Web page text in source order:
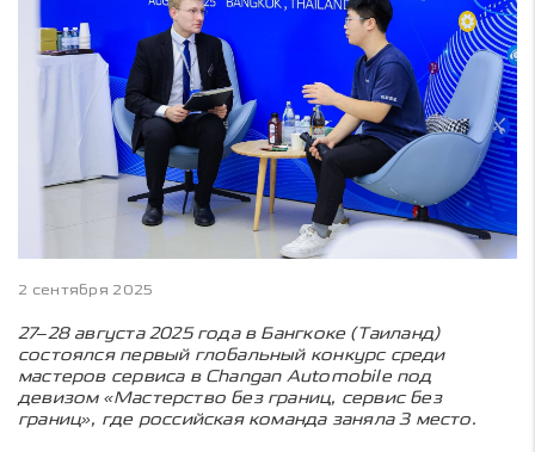
2 сентября 2025
27–28 августа 2025 года в Бангкоке (Таиланд)
состоялся первый глобальный конкурс среди
мастеров сервиса в Changan Automobile под
девизом «Мастерство без границ, сервис без
границ», где российская команда заняла 3 место.